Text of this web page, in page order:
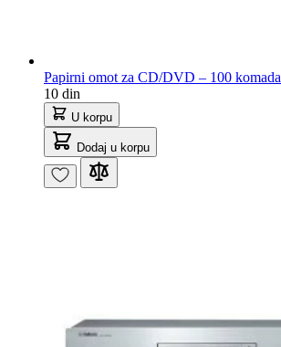
Papirni omot za CD/DVD – 100 komada
10 din
U korpu
Dodaj u korpu